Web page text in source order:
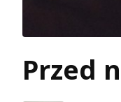
Przed